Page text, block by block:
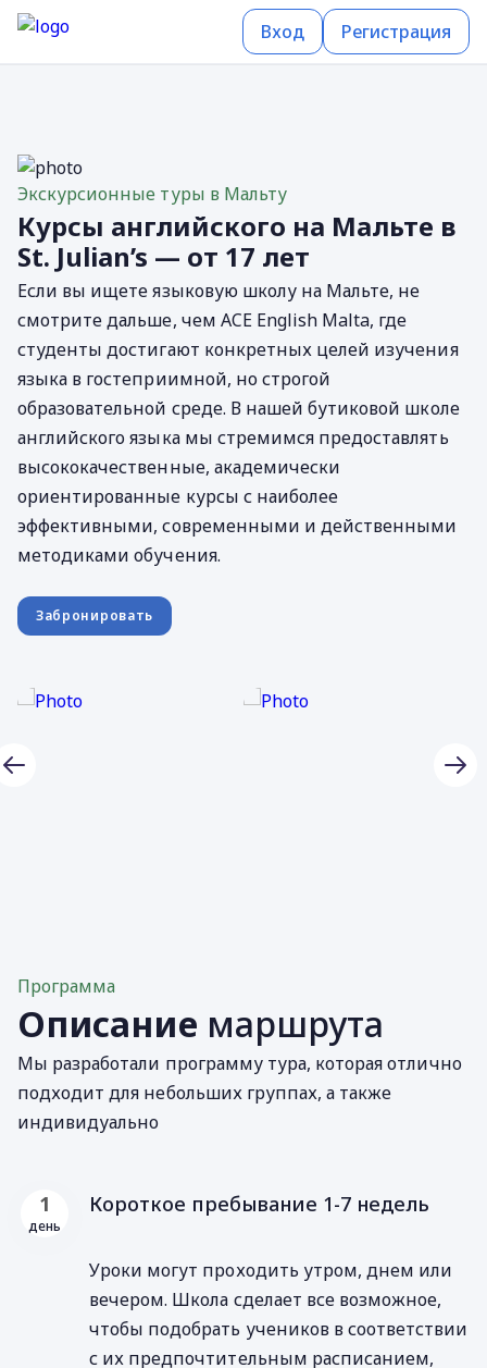
Вход Регистрация
Экскурсионные туры в Мальту
Курсы английского на Мальте в
St. Julian’s — от 17 лет
Если вы ищете языковую школу на Мальте, не
смотрите дальше, чем ACE English Malta, где
студенты достигают конкретных целей изучения
языка в гостеприимной, но строгой
образовательной среде. В нашей бутиковой школе
английского языка мы стремимся предоставлять
высококачественные, академически
ориентированные курсы с наиболее
эффективными, современными и действенными
методиками обучения.
Забронировать
Программа
Описание маршрута
Мы разработали программу тура, которая отлично
подходит для небольших группах, а также
индивидуально
1
день
Короткое пребывание 1-7 недель
Уроки могут проходить утром, днем или
вечером. Школа сделает все возможное,
чтобы подобрать учеников в соответствии
с их предпочтительным расписанием,